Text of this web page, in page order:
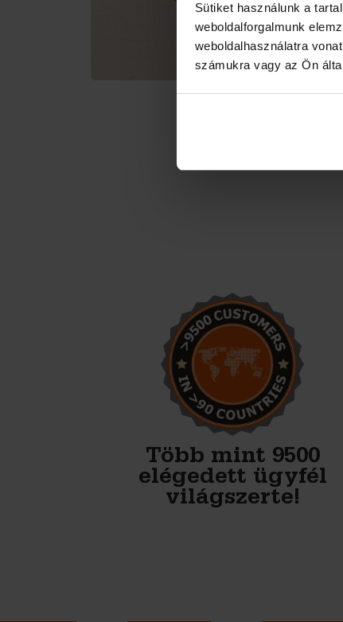
Sütiket használunk a
weboldalforgalmunk
weboldalhasználatra
számukra vagy az Ön
Több mint 9500
elégedett ügyfél
világszerte!
Nagyon megbízható,
barátságos partner. Nekik
vannak a legjobb formáik a
betontömbökhöz.
Bagger- & Fuhrbetrieb Jütte GmbH